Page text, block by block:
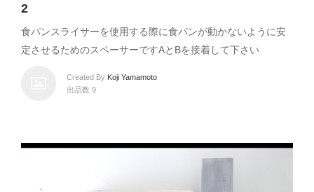
2
食パンスライサーを使用する際に食パンが動かないように安
定させるためのスペーサーですAとBを接着して下さい
Created By Koji Yamamoto
出品数 9